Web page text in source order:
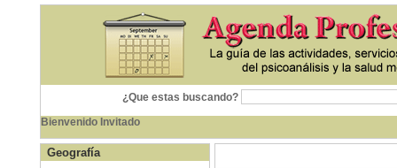
¿Que estas buscando?
Bienvenido Invitado
Geografía